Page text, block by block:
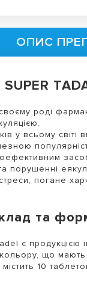
ОПИС
роді
у всьому світі
порушенні
погане
та
є продукцією
що
10